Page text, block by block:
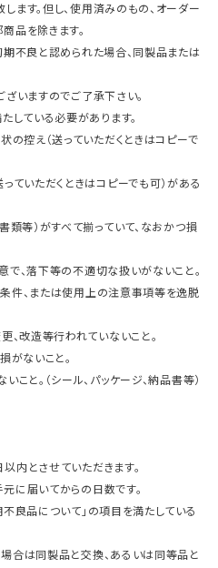
す。但し、使用済みのもの、オーダー
品を除きます。
不良と認められた場合、同製品または
いますのでご了承下さい。
している必要があります。
の控え（送っていただくときはコピーで
ていただくときはコピーでも可）がある
類等）がすべて揃っていて、なおかつ損
で、落下等の不適切な扱いがないこと。
件、または使用上の注意事項等を逸脱
、改造等行われていないこと。
がないこと。
こと。（シール、パッケージ、納品書等）
とさせていただきます。
に届いてからの日数です。
良品について」の項目を満たしている
合は同製品と交換、あるいは同等品と